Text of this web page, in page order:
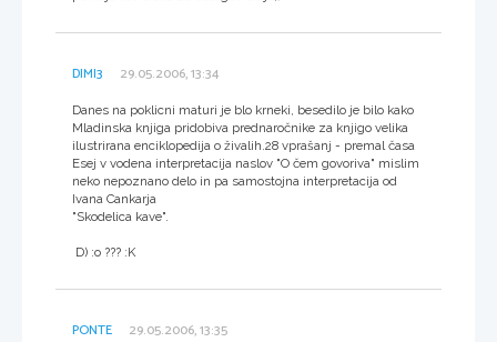
DIMI3 29.05.2006, 13:34
Danes na poklicni maturi je blo krneki, besedilo je bilo kako
Mladinska knjiga pridobiva prednaročnike za knjigo velika
ilustrirana enciklopedija o živalih.28 vprašanj - premal časa
Esej v vodena interpretacija naslov "O čem govoriva" mislim
neko nepoznano delo in pa samostojna interpretacija od
Ivana Cankarja
"Skodelica kave".
D) :o ??? :K
PONTE 29.05.2006, 13:35